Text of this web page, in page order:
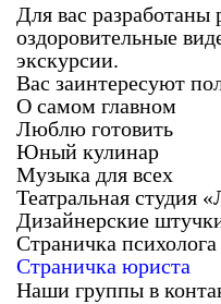
Для вас разработаны
оздоровительные
экскурсии.
Вас заинтересуют
О самом главном
Люблю готовить
Юный кулинар
Музыка для всех
Театральная студия
Дизайнерские
Страничка психолога
Страничка юриста
Наши группы в